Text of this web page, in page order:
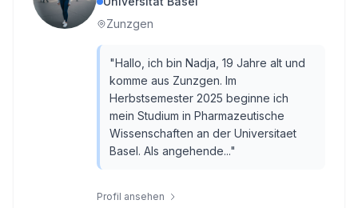
Zunzgen
"Hallo, ich bin Nadja, 19 Jahre alt und
komme aus Zunzgen. Im
Herbstsemester 2025 beginne ich
mein Studium in Pharmazeutische
Wissenschaften an der Universitaet
Basel. Als angehende..."
Profil ansehen